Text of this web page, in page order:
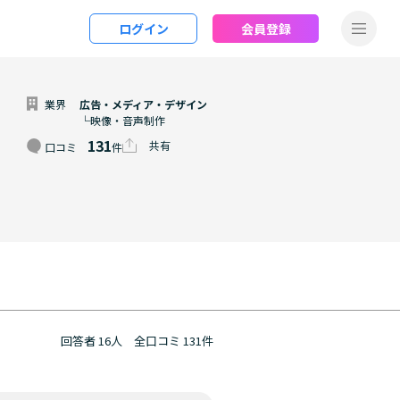
ログイン 会員登録
業界
広告・メディア・デザイン
└映像・音声制作
口コミ 131件 共有
回答者 16人 全口コミ 131件